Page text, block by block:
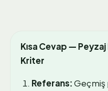
Kısa Cevap —
Kriter
Referans:Geçmiş